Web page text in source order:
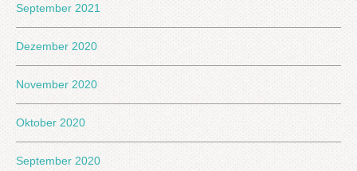
September 2021
Dezember 2020
November 2020
Oktober 2020
September 2020